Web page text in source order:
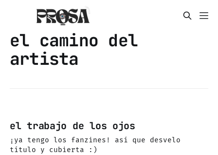
el camino del
artista
el trabajo de los ojos
¡ya tengo los fanzines! así que desvelo
título y cubierta :)